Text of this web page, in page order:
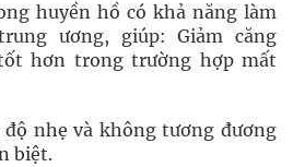
huyền hồ có khả năng làm
ương, giúp: Giảm căng
hơn trong trường hợp mất
độ nhẹ và không tương đương
biệt.